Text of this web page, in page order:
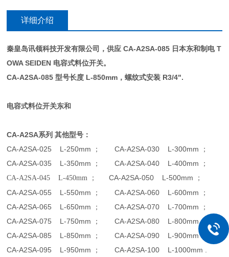
详细介绍
秦皇岛讯领科技开发有限公司，供应 CA-A2SA-085 日本东和制电 T
OWA SEIDEN 电容式料位开关。
CA-A2SA-085型号长度 L-850mm，螺纹式安装 R3/4".
电容式料位开关东和
CA-A2SA系列 其他型号：
CA-A2SA-025 L-250mm
； CA-A2SA-030 L-300mm ；
CA-A2SA-035 L-350mm
； CA-A2SA-040 L-400mm ；
CA-A2SA-045 L-450mm ；
CA-A2SA-050 L-500mm ；
CA-A2SA-055 L-550mm
； CA-A2SA-060 L-600mm ；
CA-A2SA-065 L-650mm
； CA-A2SA-070 L-700mm ；
CA-A2SA-075 L-750mm
； CA-A2SA-080 L-800mm ；
CA-A2SA-085 L-850mm
； CA-A2SA-090 L-900mm ；
CA-A2SA-095 L-950mm
； CA-A2SA-100 L-1000mm .